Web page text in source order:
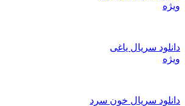
ویژه
دانلود سریال یاغی
ویژه
دانلود سریال خون سرد